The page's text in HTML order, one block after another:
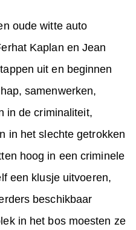
oude witte auto
Kaplan en Jean
uit en beginnen
samenwerken,
in de criminaliteit,
in het slechte getrokken
hoog in een criminele
een klusje uitvoeren,
beschikbaar
in het bos moesten ze